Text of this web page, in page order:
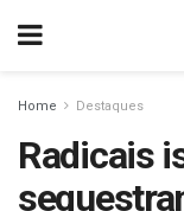
Home Destaques
Radicais